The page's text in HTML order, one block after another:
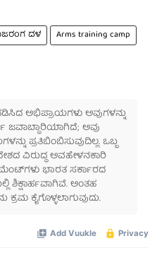
ದಳ
Arms training camp
ಅಭಿಪ್ರಾಯಗಳು ಅವುಗಳನ್ನು
ಜವಾಬ್ದಾರಿಯಾಗಿದೆ; ಅವು
ಪ್ರತಿಬಿಂಬಿಸುವುದಿಲ್ಲ. ಒಬ್ಬ
ವಿರುದ್ಧ ಅವಹೇಳನಕಾರಿ
ಭಾರತ ಸರ್ಕಾರದ
ಶಿಕ್ಷಾರ್ಹವಾಗಿವೆ. ಅಂತಹ
ಕೈಗೊಳ್ಳಲಾಗುವುದು.